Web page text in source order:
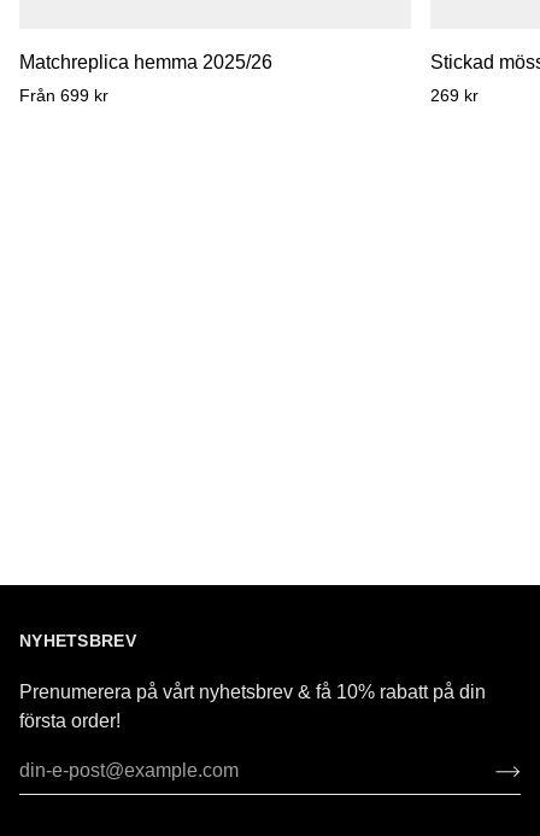
Matchreplica
Matchreplica hemma 2025/26
Från 699 kr
Stickad
Stickad
269 kr
NYHETSBREV
Prenumerera på vårt nyhetsbrev & få 10% rabatt på din
första order!